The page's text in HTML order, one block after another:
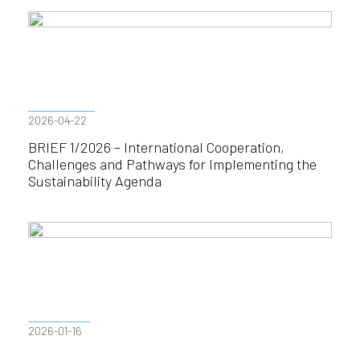
2026-04-22
BRIEF 1/2026 – International Cooperation,
Challenges and Pathways for Implementing the
Sustainability Agenda
2026-01-16